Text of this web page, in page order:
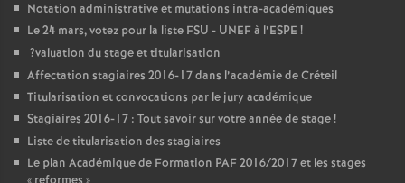
Notation administrative et mutations intra-académiques
Le 24 mars, votez pour la liste FSU - UNEFà l’ESPE !
?valuation du stage et titularisation
Affectation stagiaires 2016-17 dans l’académie de Créteil
Titularisation et convocations par le jury académique
Stagiaires 2016-17 : Tout savoir sur votre année de stage!
Liste de titularisation des stagiaires
Le plan Académique de Formation PAF2016/2017 et les stages